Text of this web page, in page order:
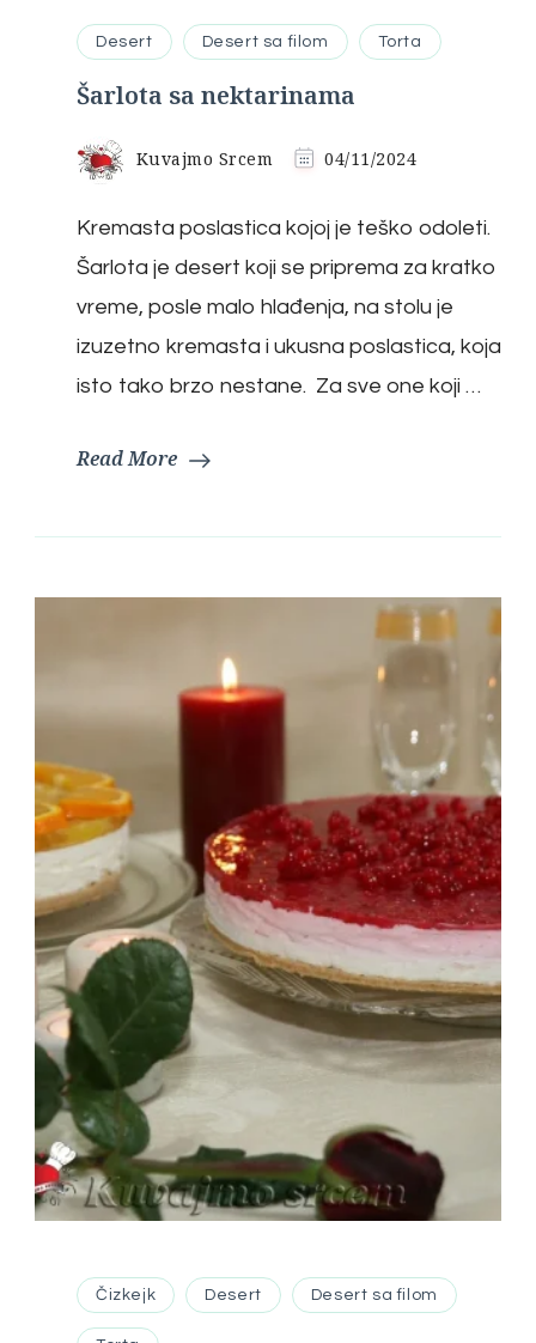
Desert Desert sa filom Torta
Šarlota sa nektarinama
Kuvajmo Srcem 04/11/2024
Kremasta poslastica kojoj je teško odoleti.
Šarlota je desert koji se priprema za kratko
vreme, posle malo hlađenja, na stolu je
izuzetno kremasta i ukusna poslastica, koja
isto tako brzo nestane. Za sve one koji …
Read More
Čizkejk Desert Desert sa filom